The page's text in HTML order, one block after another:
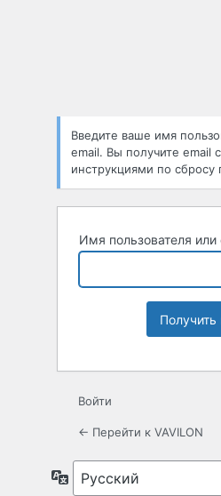
Введите ваше имя
email. Вы получите email
инструкциями по сбросу
Имя пользователя или
Войти
← Перейти к VAVILON
Язык